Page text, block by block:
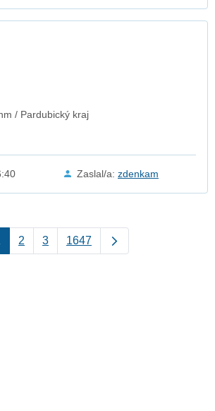
/ Pardubický kraj
Zaslal/a: zdenkam
2 3 1647